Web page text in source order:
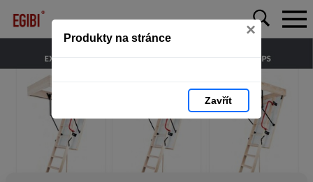
Produkty na stránce ×
Zavřít